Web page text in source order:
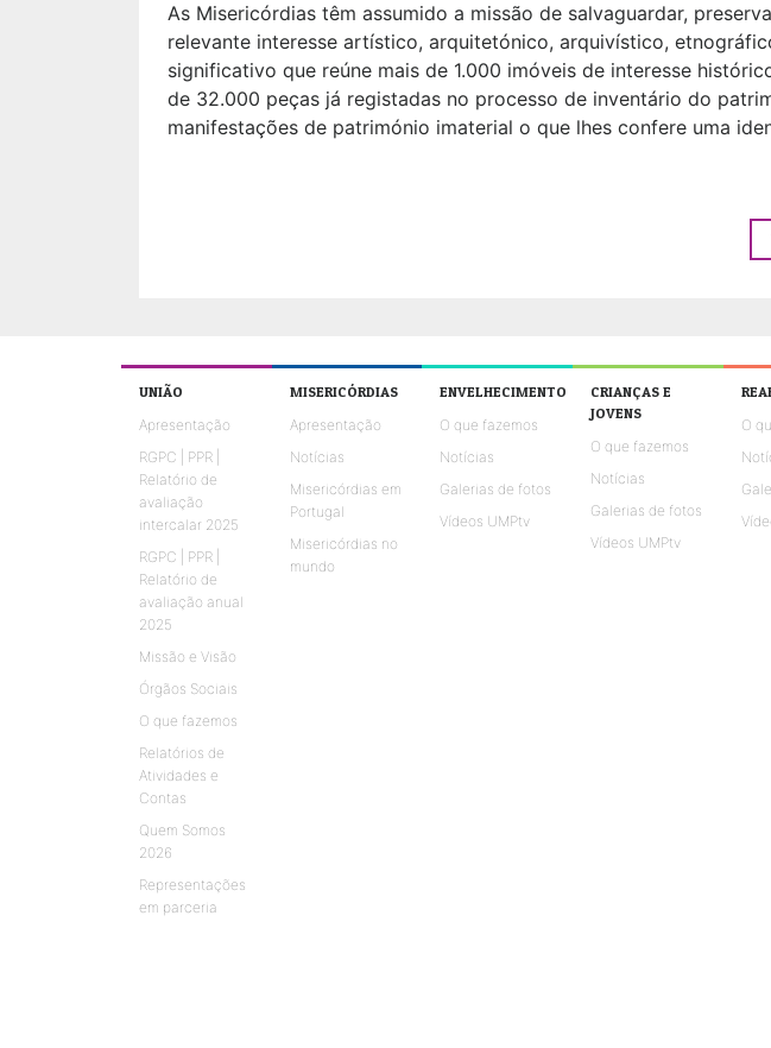
As Misericórdias têm assumido a missão de salvaguardar,
relevante interesse artístico, arquitetónico, arquivístico,
significativo que reúne mais de 1.000 imóveis de interesse
de 32.000 peças já registadas no processo de inventário do
manifestações de património imaterial o que lhes confere uma
UNIÃO
Apresentação
RGPC | PPR |
Relatório de
avaliação
intercalar 2025
RGPC | PPR |
Relatório de
avaliação anual
2025
Missão e Visão
Órgãos Sociais
O que fazemos
Relatórios de
Atividades e
Contas
Quem Somos
2026
Representações
em parceria
MISERICÓRDIAS
Apresentação
Notícias
Misericórdias em
Portugal
Misericórdias no
mundo
ENVELHECIMENTO
O que fazemos
Notícias
Galerias de fotos
Vídeos UMPtv
CRIANÇAS E
JOVENS
O que fazemos
Notícias
Galerias de fotos
Vídeos UMPtv
O